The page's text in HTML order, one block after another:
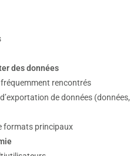
des données
rencontrés
de données (données,
formats principaux